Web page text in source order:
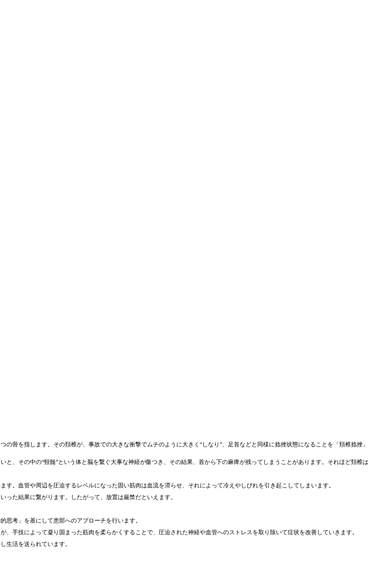
骨を指します。その頚椎が、事故での大きな衝撃でムチのように大きく“しなり”、足首などと同様に捻挫状態になることを「頚椎捻挫」
、その中の“頸髄”という体と脳を繋ぐ大事な神経が傷つき、その結果、首から下の麻痺が残ってしまうことがあります。それほど頚椎は
。血管や周辺を圧迫するレベルになった固い筋肉は血流を滞らせ、それによって冷えやしびれを引き起こしてしまいます。
た結果に繋がります。したがって、放置は厳禁だといえます。
考」を基にして患部へのアプローチを行います。
手技によって凝り固まった筋肉を柔らかくすることで、圧迫された神経や血管へのストレスを取り除いて症状を改善していきます。
生活を送られています。